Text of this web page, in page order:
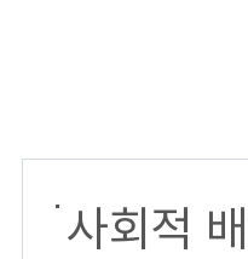
사회적